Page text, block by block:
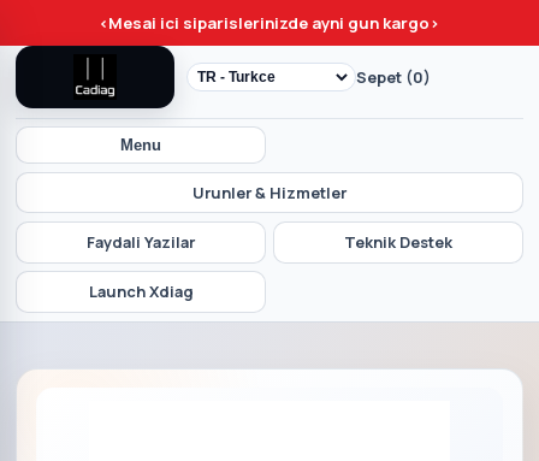
<Mesai ici siparislerinizde ayni gun kargo>
Menu
Urunler & Hizmetler
Faydali Yazilar Teknik Destek
Launch Xdiag
Sepet (0)